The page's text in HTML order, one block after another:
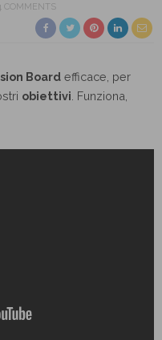
COMMENTS
Board efficace, per
obiettivi . Funziona,